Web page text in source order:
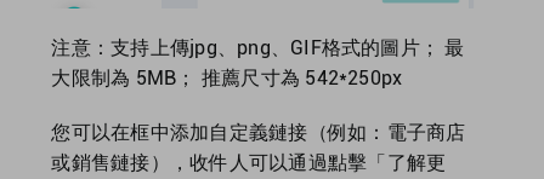
注意：支持上傳jpg、png、GIF格式的圖片； 最
大限制為 5MB； 推薦尺寸為 542*250px
您可以在框中添加自定義鏈接（例如：電子商店
或銷售鏈接），收件人可以通過點擊「了解更